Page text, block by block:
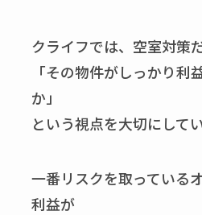
クライフでは、空室対策
「その物件がしっかり利
か」
という視点を大切にしてい
一番リスクを取っている
利益が